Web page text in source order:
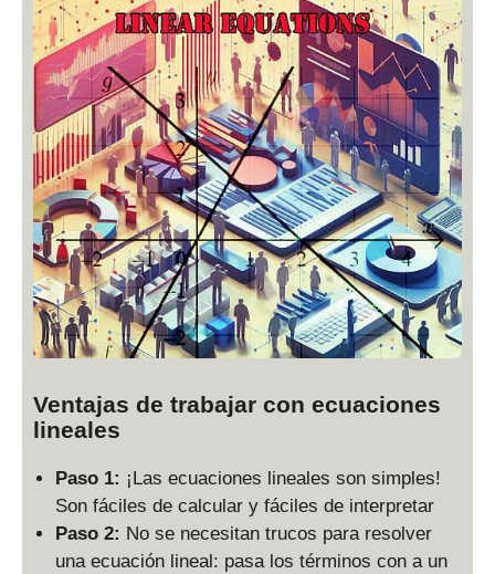
Ventajas de trabajar con ecuaciones
lineales
Paso 1: ¡Las ecuaciones lineales son simples!
Son fáciles de calcular y fáciles de interpretar
Paso 2: No se necesitan trucos para resolver
una ecuación lineal: pasa los términos con a un